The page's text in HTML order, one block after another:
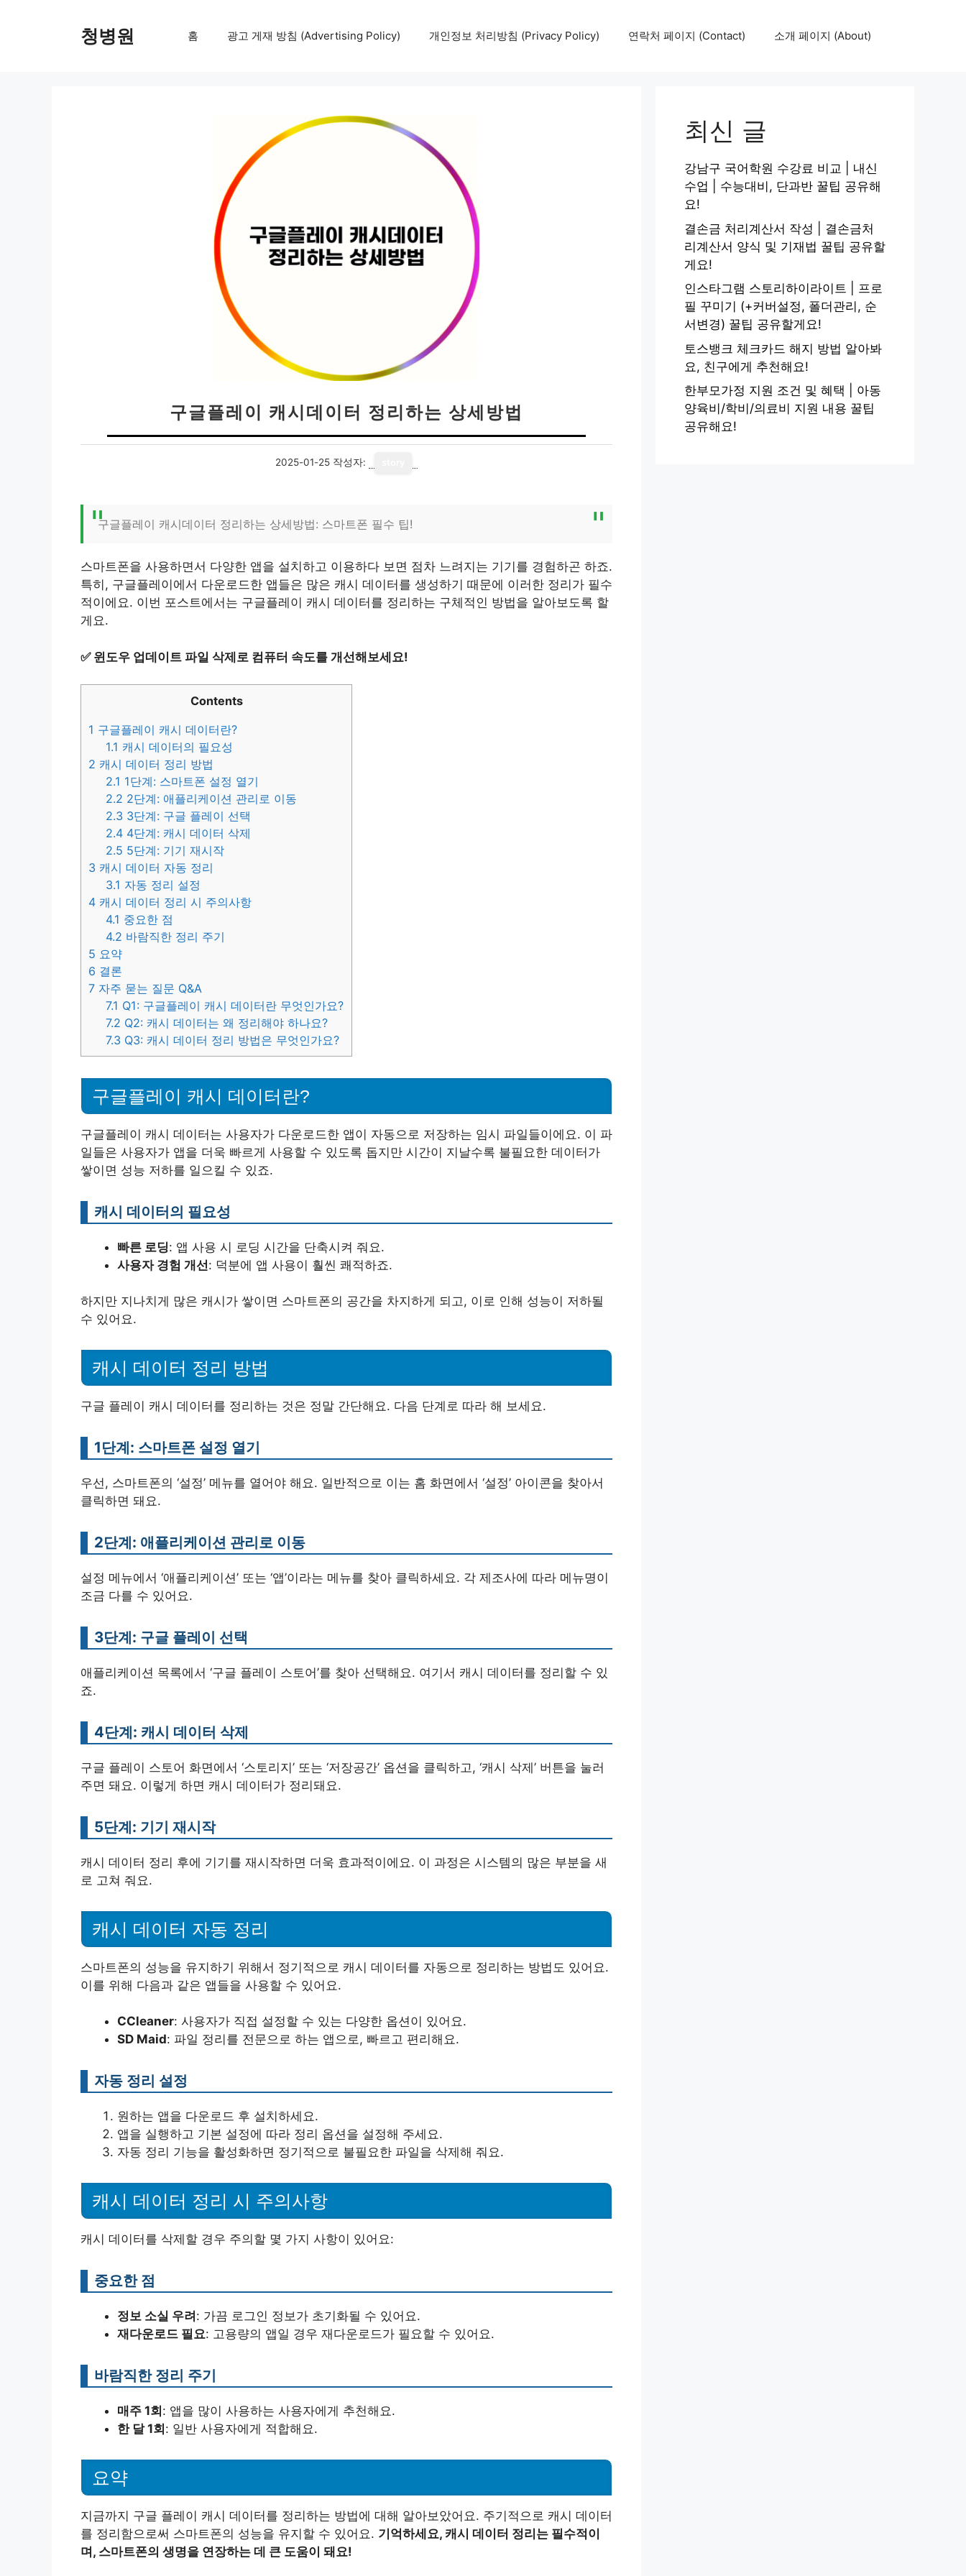
청병원 홈 광고 게재 방침 (Advertising Policy) 개인정보 처리방침 (Privacy Policy) 연락처 페이지 (Contact) 소개 페이지 (About)
구글플레이 캐시데이터 정리하는 상세방법
2025-01-25 작성자:
구글플레이 캐시데이터 정리하는 상세방법: 스마트폰 필수 팁!
스마트폰을 사용하면서 다양한 앱을 설치하고 이용하다 보면 점차 느려지는 기기를 경험하곤 하죠.
특히, 구글플레이에서 다운로드한 앱들은 많은 캐시 데이터를 생성하기 때문에 이러한 정리가 필수
적이에요. 이번 포스트에서는 구글플레이 캐시 데이터를 정리하는 구체적인 방법을 알아보도록 할
게요.
✅ 윈도우 업데이트 파일 삭제로 컴퓨터 속도를 개선해보세요!
Contents
1 구글플레이 캐시 데이터란?
1.1 캐시 데이터의 필요성
2 캐시 데이터 정리 방법
2.1 1단계: 스마트폰 설정 열기
2.2 2단계: 애플리케이션 관리로 이동
2.3 3단계: 구글 플레이 선택
2.4 4단계: 캐시 데이터 삭제
2.5 5단계: 기기 재시작
3 캐시 데이터 자동 정리
3.1 자동 정리 설정
4 캐시 데이터 정리 시 주의사항
4.1 중요한 점
4.2 바람직한 정리 주기
5 요약
6 결론
7 자주 묻는 질문 Q&A
7.1 Q1: 구글플레이 캐시 데이터란 무엇인가요?
7.2 Q2: 캐시 데이터는 왜 정리해야 하나요?
7.3 Q3: 캐시 데이터 정리 방법은 무엇인가요?
구글플레이 캐시 데이터란?
구글플레이 캐시 데이터는 사용자가 다운로드한 앱이 자동으로 저장하는 임시 파일들이에요. 이 파
일들은 사용자가 앱을 더욱 빠르게 사용할 수 있도록 돕지만 시간이 지날수록 불필요한 데이터가
쌓이면 성능 저하를 일으킬 수 있죠.
캐시 데이터의 필요성
빠른 로딩: 앱 사용 시 로딩 시간을 단축시켜 줘요.
사용자 경험 개선: 덕분에 앱 사용이 훨씬 쾌적하죠.
하지만 지나치게 많은 캐시가 쌓이면 스마트폰의 공간을 차지하게 되고, 이로 인해 성능이 저하될
수 있어요.
캐시 데이터 정리 방법
구글 플레이 캐시 데이터를 정리하는 것은 정말 간단해요. 다음 단계로 따라 해 보세요.
1단계: 스마트폰 설정 열기
우선, 스마트폰의 ‘설정’ 메뉴를 열어야 해요. 일반적으로 이는 홈 화면에서 ‘설정’ 아이콘을 찾아서
클릭하면 돼요.
2단계: 애플리케이션 관리로 이동
설정 메뉴에서 ‘애플리케이션’ 또는 ‘앱’이라는 메뉴를 찾아 클릭하세요. 각 제조사에 따라 메뉴명이
조금 다를 수 있어요.
3단계: 구글 플레이 선택
애플리케이션 목록에서 ‘구글 플레이 스토어’를 찾아 선택해요. 여기서 캐시 데이터를 정리할 수 있
죠.
4단계: 캐시 데이터 삭제
구글 플레이 스토어 화면에서 ‘스토리지’ 또는 ‘저장공간’ 옵션을 클릭하고, ‘캐시 삭제’ 버튼을 눌러
주면 돼요. 이렇게 하면 캐시 데이터가 정리돼요.
5단계: 기기 재시작
캐시 데이터 정리 후에 기기를 재시작하면 더욱 효과적이에요. 이 과정은 시스템의 많은 부분을 새
로 고쳐 줘요.
캐시 데이터 자동 정리
스마트폰의 성능을 유지하기 위해서 정기적으로 캐시 데이터를 자동으로 정리하는 방법도 있어요.
이를 위해 다음과 같은 앱들을 사용할 수 있어요.
CCleaner: 사용자가 직접 설정할 수 있는 다양한 옵션이 있어요.
SD Maid: 파일 정리를 전문으로 하는 앱으로, 빠르고 편리해요.
자동 정리 설정
원하는 앱을 다운로드 후 설치하세요.
앱을 실행하고 기본 설정에 따라 정리 옵션을 설정해 주세요.
자동 정리 기능을 활성화하면 정기적으로 불필요한 파일을 삭제해 줘요.
캐시 데이터 정리 시 주의사항
캐시 데이터를 삭제할 경우 주의할 몇 가지 사항이 있어요:
중요한 점
정보 소실 우려 : 가끔 로그인 정보가 초기화될 수 있어요.
재다운로드 필요: 고용량의 앱일 경우 재다운로드가 필요할 수 있어요.
바람직한 정리 주기
매주 1회 : 앱을 많이 사용하는 사용자에게 추천해요.
한 달 1회 : 일반 사용자에게 적합해요.
요약
지금까지 구글 플레이 캐시 데이터를 정리하는 방법에 대해 알아보았어요. 주기적으로 캐시 데이터
를 정리함으로써 스마트폰의 성능을 유지할 수 있어요. 기억하세요, 캐시 데이터 정리는 필수적이
며, 스마트폰의 생명을 연장하는 데 큰 도움이 돼요!
최신 글
강남구 국어학원 수강료 비교 | 내신
수업 | 수능대비, 단과반 꿀팁 공유해
요!
결손금 처리계산서 작성 | 결손금처
리계산서 양식 및 기재법 꿀팁 공유할
게요!
인스타그램 스토리하이라이트 | 프로
필 꾸미기 (+커버설정, 폴더관리, 순
서변경) 꿀팁 공유할게요!
토스뱅크 체크카드 해지 방법 알아봐
요, 친구에게 추천해요!
한부모가정 지원 조건 및 혜택 | 아동
양육비/학비/의료비 지원 내용 꿀팁
공유해요!